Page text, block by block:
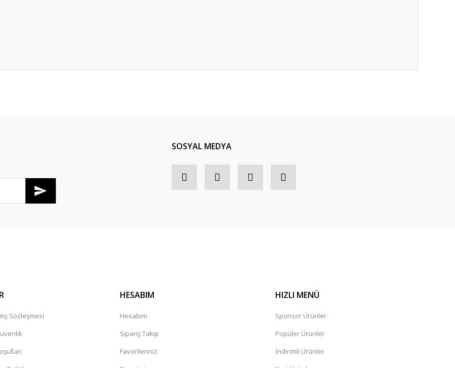
SOSYAL MEDYA
Sözleşmesi
HESABIM
Hesabım
Sipariş Takip
Favorileriniz
HIZLI MENÜ
Sponsor Ürünler
Popüler Ürünler
İndirimli Ürünler